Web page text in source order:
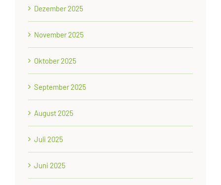
Dezember 2025
November 2025
Oktober 2025
September 2025
August 2025
Juli 2025
Juni 2025